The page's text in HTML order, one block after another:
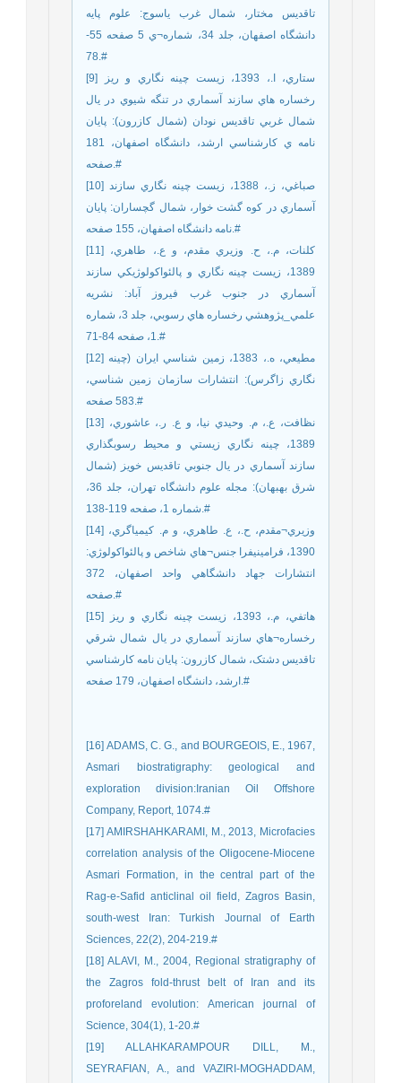
تاقديس مختار، شمال غرب ياسوج: علوم پايه
دانشگاه اصفهان، جلد 34، شماره¬ي 5 صفحه 55-
78.#
[9] ستاري، ا.، 1393، زيست چينه نگاري و ريز
رخساره هاي سازند آسماري در تنگه شيوي در يال
شمال غربي تاقديس نودان (شمال کازرون): پايان
نامه ي کارشناسي ارشد، دانشگاه اصفهان، 181
صفحه.#
[10] صباغي، ز.، 1388، زيست چينه نگاري سازند
آسماري در کوه گشت خوار، شمال گچساران: پايان
نامه دانشگاه اصفهان، 155 صفحه.#
[11] کلنات، م.، ح. وزيري مقدم، و ع.، طاهري،
1389، زيست چينه نگاري و پالئواکولوژيکي سازند
آسماري در جنوب غرب فيروز آباد: نشريه
علمي_پژوهشي رخساره هاي رسوبي، جلد 3، شماره
1، صفحه 84-71.#
[12] مطيعي، ه.، 1383، زمين شناسي ايران (چينه
نگاري زاگرس): انتشارات سازمان زمين شناسي،
583 صفحه.#
[13] نظافت، ع.، م. وحيدي نيا، و ع. ر.، عاشوري،
1389، چينه نگاري زيستي و محيط رسوبگذاري
سازند آسماري در يال جنوبي تاقديس خويز (شمال
شرق بهبهان): مجله علوم دانشگاه تهران، جلد 36،
شماره 1، صفحه 119-138.#
[14] وزيري¬مقدم، ح.، ع. طاهري، و م. کيمياگري،
1390، فرامينيفرا جنس¬هاي شاخص و پالئواکولوژي:
انتشارات جهاد دانشگاهي واحد اصفهان، 372
صفحه.#
[15] هاتفي، م.، 1393، زيست چينه نگاري و ريز
رخساره¬هاي سازند آسماري در يال شمال شرقي
تاقديس دشتک، شمال کازرون: پايان نامه کارشناسي
ارشد، دانشگاه اصفهان، 179 صفحه.#
[16] ADAMS, C. G., and BOURGEOIS, E., 1967,
Asmari biostratigraphy: geological and
exploration division:Iranian Oil Offshore
Company, Report, 1074.‏#
[17] AMIRSHAHKARAMI, M., 2013, Microfacies
correlation analysis of the Oligocene-Miocene
Asmari Formation, in the central part of the
Rag-e-Safid anticlinal oil field, Zagros Basin,
south-west Iran: Turkish Journal of Earth
Sciences, 22(2), 204-219.‏#
[18] ALAVI, M., 2004, Regional stratigraphy of
the Zagros fold-thrust belt of Iran and its
proforeland evolution: American journal of
Science, 304(1), 1-20.‏#
[19] ALLAHKARAMPOUR DILL, M.,
SEYRAFIAN, A., and VAZIRI-MOGHADDAM,